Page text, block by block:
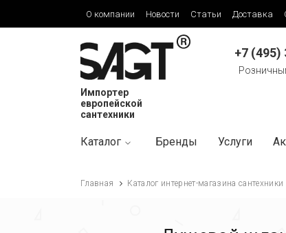
О компании Новости Статьи Доставка
Импортер
европейской
сантехники
+7 (495)
Каталог Бренды Услуги
Главная Каталог интернет-магазина сантехники